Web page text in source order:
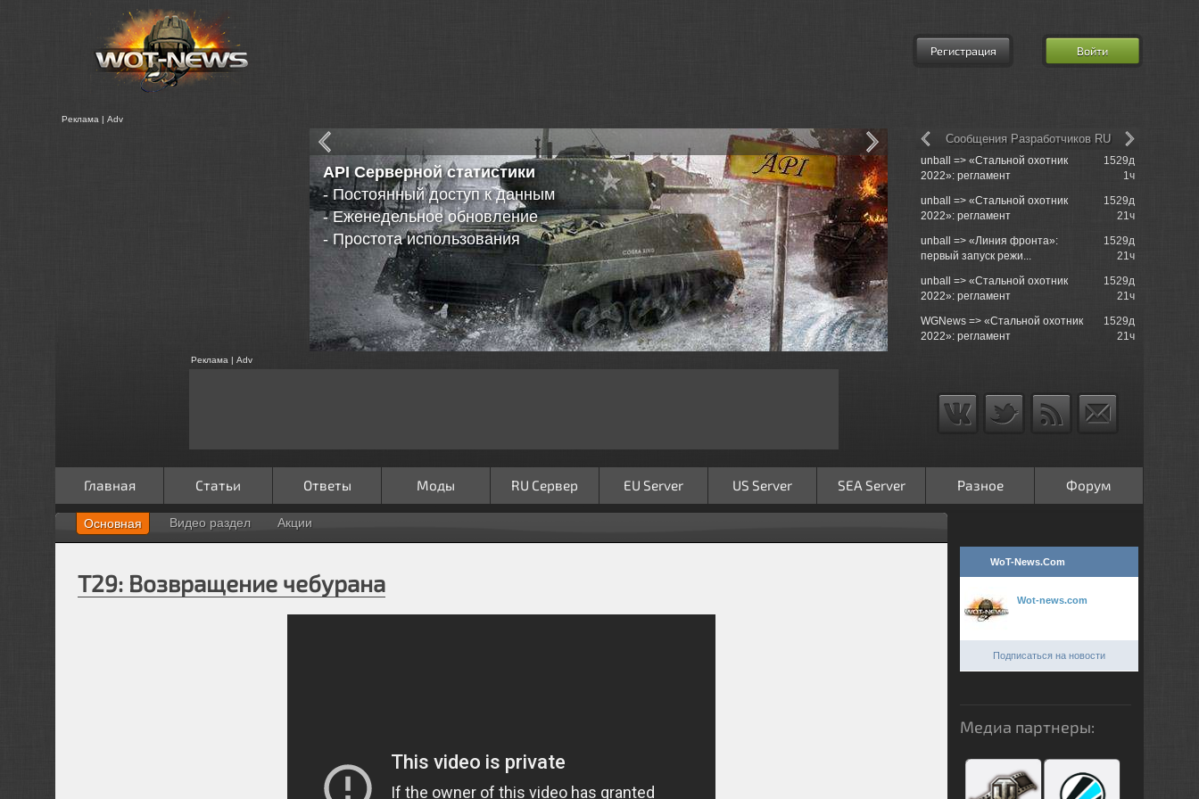
Регистрация Войти
Реклама | Adv
Расширенная
Статистика игрока АПИ 2.0
unball => «Стальной охотник
2022»: регламент
1529д
1ч
unball => «Стальной охотник
2022»: регламент
1529д
21ч
unball => «Линия фронта»:
первый запуск режи...
1529д
21ч
unball => «Стальной охотник
2022»: регламент
1529д
21ч
WGNews => «Стальной охотник
2022»: регламент
1529д
21ч
Сообщения Разработчиков RU
Реклама | Adv
Главная Статьи Ответы Моды RU Сервер EU Server US Server SEA Server Разное Форум
Основная Видео раздел Акции
T29: Возвращение чебурана
WoT-News.Com
Wot-news.com
Подписаться на новости
Медиа партнеры: